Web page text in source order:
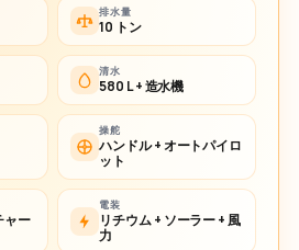
排水量
10 トン
清水
580 L + 造水機
操舵
ハンドル + オートパイロ
ット
ャー
電装
リチウム + ソーラー + 風
力